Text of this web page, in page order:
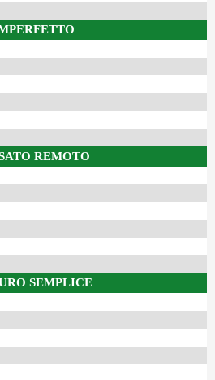
REMOTO
SEMPLICE